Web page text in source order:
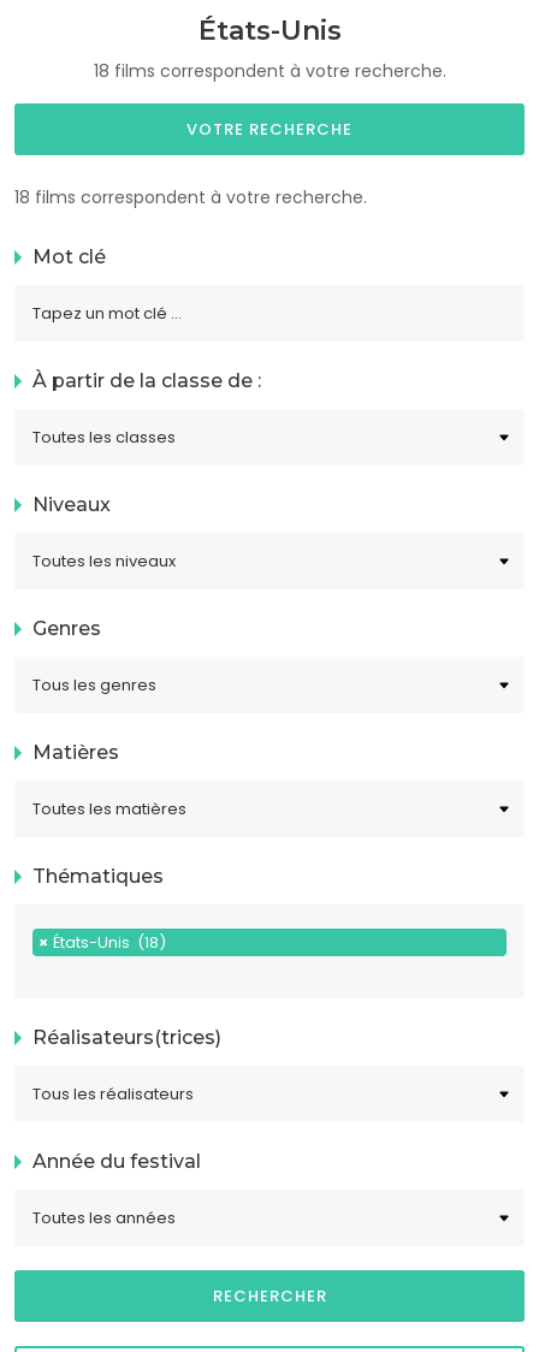
États-Unis
18 films correspondent à votre recherche.
VOTRE RECHERCHE
18 films correspondent à votre recherche.
Mot clé
À partir de la classe de :
Niveaux
Genres
Matières
Thématiques
× États-Unis (18)
Réalisateurs(trices)
Année du festival